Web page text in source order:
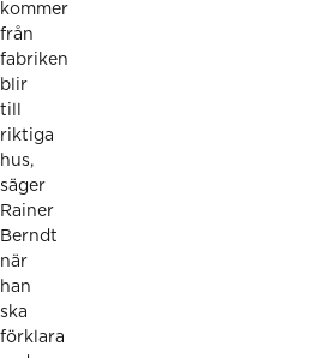
kommer
från
fabriken
blir
till
riktiga
hus,
säger
Rainer
Berndt
när
han
ska
förklara